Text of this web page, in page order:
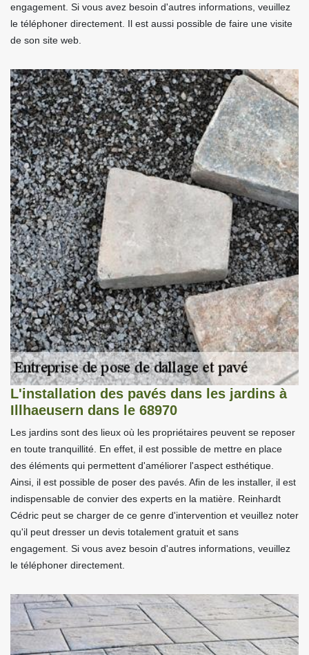
engagement. Si vous avez besoin d'autres informations, veuillez
le téléphoner directement. Il est aussi possible de faire une visite
de son site web.
L'installation des pavés dans les jardins à
Illhaeusern dans le 68970
Les jardins sont des lieux où les propriétaires peuvent se reposer
en toute tranquillité. En effet, il est possible de mettre en place
des éléments qui permettent d'améliorer l'aspect esthétique.
Ainsi, il est possible de poser des pavés. Afin de les installer, il est
indispensable de convier des experts en la matière. Reinhardt
Cédric peut se charger de ce genre d'intervention et veuillez noter
qu'il peut dresser un devis totalement gratuit et sans
engagement. Si vous avez besoin d'autres informations, veuillez
le téléphoner directement.